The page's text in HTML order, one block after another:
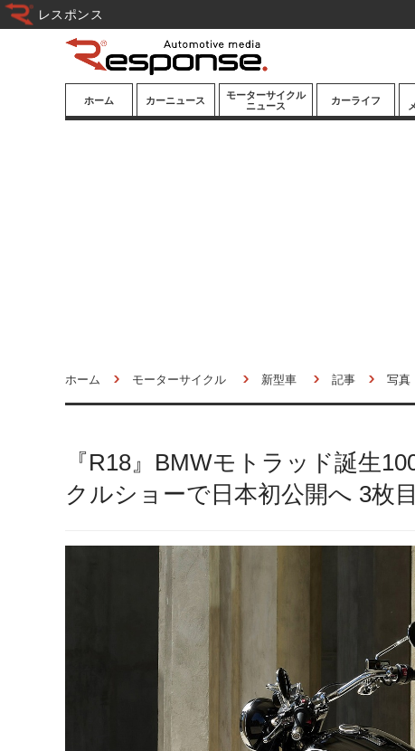
ホーム カーニュース
モーターサイクル
ニュース
カーライフ
ホーム モーターサイクル 新型車 記事 写真
『R18』BMWモトラッド誕生
クルショーで日本初公開へ 3枚
レスポンス